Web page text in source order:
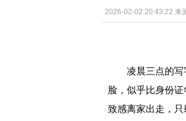
2026-02-02 20:43:22 来
凌晨三点的
脸，似乎比身份证
致感离家出走，